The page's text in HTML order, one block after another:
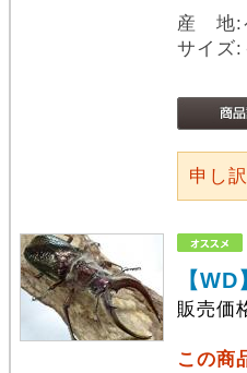
産 地:
サイ
申し
【
販売価
この商